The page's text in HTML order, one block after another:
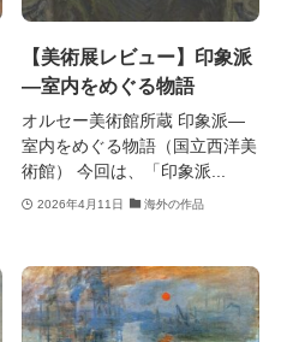
【美術展レビュー】印象派
―室内をめぐる物語
オルセー美術館所蔵 印象派―
室内をめぐる物語（国立西洋美
術館） 今回は、「印象派...
2026年4月11日 海外の作品